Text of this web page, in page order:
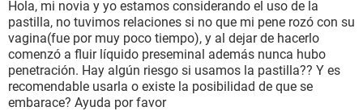
BIENESTAR
SEXUALIDAD
GLOSARIO
Hola, mi novia y yo estamos considerando el uso de la
pastilla, no tuvimos relaciones si no que mi pene rozó con su
vagina(fue por muy poco tiempo), y al dejar de hacerlo
comenzó a fluir líquido preseminal además nunca hubo
penetración. Hay algún riesgo si usamos la pastilla?? Y es
recomendable usarla o existe la posibilidad de que se
embarace? Ayuda por favor